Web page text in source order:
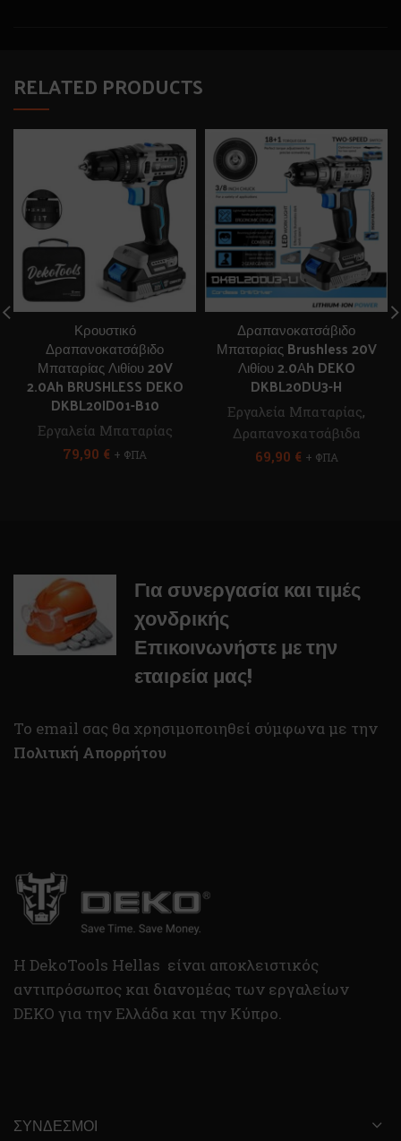
RELATED PRODUCTS
Κρουστικό
Δραπανοκατσάβιδο
Μπαταρίας Λιθίου 20V
2.0Ah BRUSHLESS DEKO
DKBL20ID01-B10
Εργαλεία Μπαταρίας
79,90 € + ΦΠΑ
Δραπανοκατσάβιδο
Μπαταρίας Brushless 20V
Λιθίου 2.0Αh DEKO
DKBL20DU3-H
Εργαλεία Μπαταρίας,
Δραπανοκατσάβιδα
69,90 € + ΦΠΑ
Για συνεργασία και τιμές
χονδρικής
Επικοινωνήστε με την
εταιρεία μας!
To email σας θα χρησιμοποιηθεί σύμφωνα με την
Πολιτική Απορρήτου
H DekoTools Hellas είναι αποκλειστικός
αντιπρόσωπος και διανομέας των εργαλείων
DEKO για την Ελλάδα και την Κύπρο.
ΣΎΝΔΕΣΜΟΙ